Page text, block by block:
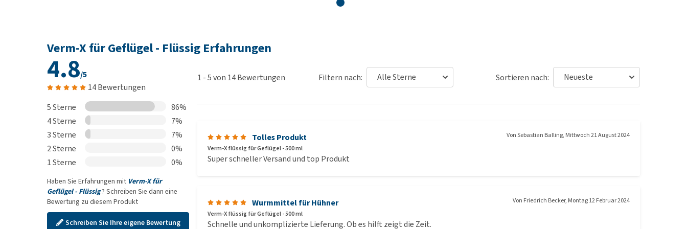
Verm-X für Geflügel - Flüssig Erfahrungen
4.8/5
14 Bewertungen
5 Sterne
86%
4 Sterne
7%
3 Sterne
7%
2 Sterne
0%
1 Sterne
0%
Haben Sie Erfahrungen mit Verm-X für
Geflügel - Flüssig? Schreiben Sie dann eine
Bewertung zu diesem Produkt
Schreiben Sie Ihre eigene Bewertung
Filtern nach: Sortieren nach:
1 -5von 14Bewertungen
Tolles Produkt VonSebastian Balling, Mittwoch 21 August 2024
Verm-X flüssig für Geflügel - 500 ml
Super schneller Versand und top Produkt
Wurmmittel für Hühner Von Friedrich Becker, Montag 12 Februar 2024
Verm-X flüssig für Geflügel - 500 ml
Schnelle und unkomplizierte Lieferung. Ob es hilft zeigt die Zeit.